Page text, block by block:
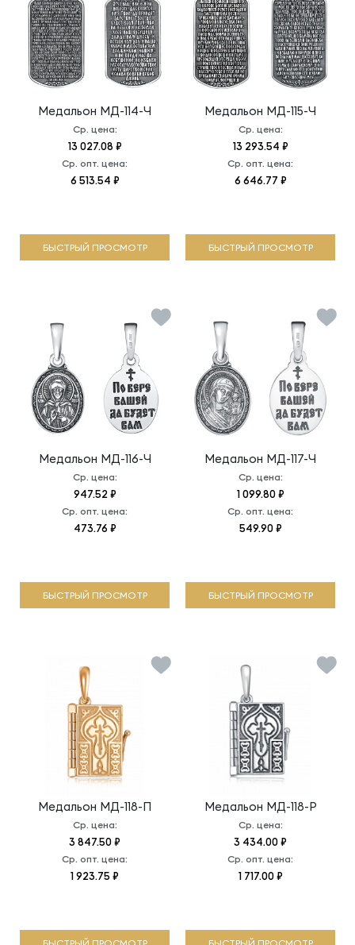
Медальон МД-114-Ч
Ср. цена:
13 027.08 ₽
Ср. опт. цена:
6 513.54 ₽
БЫСТРЫЙ ПРОСМОТР
Медальон МД-115-Ч
Ср. цена:
13 293.54 ₽
Ср. опт. цена:
6 646.77 ₽
БЫСТРЫЙ ПРОСМОТР
Медальон МД-116-Ч
Ср. цена:
947.52 ₽
Ср. опт. цена:
473.76 ₽
БЫСТРЫЙ ПРОСМОТР
Медальон МД-117-Ч
Ср. цена:
1 099.80 ₽
Ср. опт. цена:
549.90 ₽
БЫСТРЫЙ ПРОСМОТР
Медальон МД-118-П
Ср. цена:
3 847.50 ₽
Ср. опт. цена:
1 923.75 ₽
Медальон МД-118-Р
Ср. цена:
3 434.00 ₽
Ср. опт. цена:
1 717.00 ₽